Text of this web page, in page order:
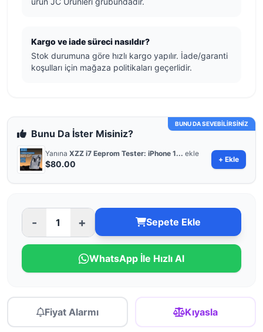
Kargo ve iade süreci nasıldır?
Stok durumuna göre hızlı kargo yapılır. İade/garanti
koşulları için mağaza politikaları geçerlidir.
BUNU DA SEVEBİLİRSİNİZ
Bunu Da İster Misiniz?
Yanına XZZ i7 Eeprom Tester: iPhone 1... ekle
$80.00 + Ekle
- + Sepete Ekle
WhatsApp İle Hızlı Al
Fiyat Alarmı Kıyasla